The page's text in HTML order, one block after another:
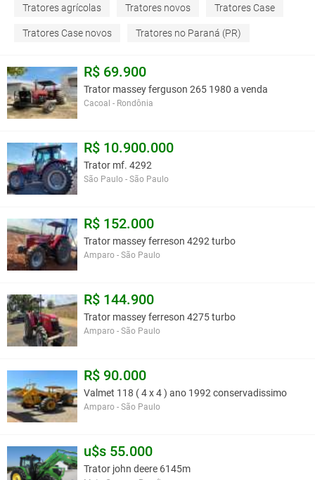
este anúncio é contra a política de Agroads?Informar aqui
Tratores agrícolas Tratores novos Tratores Case
Tratores Case novos Tratores no Paraná (PR)
R$ 69.900
Trator massey ferguson 265 1980 a venda
Cacoal - Rondônia
R$ 10.900.000
Trator mf. 4292
São Paulo - São Paulo
R$ 152.000
Trator massey ferreson 4292 turbo
Amparo - São Paulo
R$ 144.900
Trator massey ferreson 4275 turbo
Amparo - São Paulo
R$ 90.000
Valmet 118 ( 4 x 4 ) ano 1992 conservadissimo
Amparo - São Paulo
u$s 55.000
Trator john deere 6145m